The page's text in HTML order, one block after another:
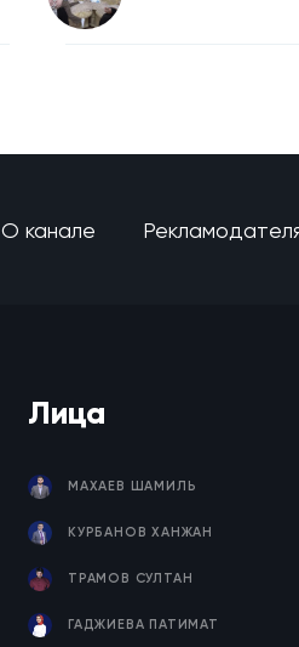
О канале
Лица
МАХАЕВ ШАМИЛЬ
КУРБАНОВ ХАНЖАН
ТРАМОВ СУЛТАН
ГАДЖИЕВА ПАТИМАТ